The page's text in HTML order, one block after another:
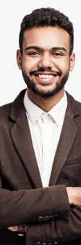
Denmark
Finland
Belgium
España
Norway